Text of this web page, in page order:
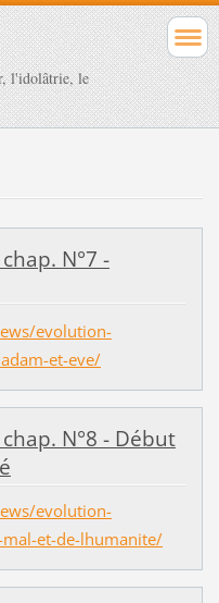
l'idolâtrie, le
N°7 -
evolution-
et-eve/
N°8 - Début
evolution-
et-de-lhumanite/